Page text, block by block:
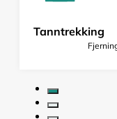
Tanntrekking